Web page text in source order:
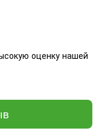
оценку нашей